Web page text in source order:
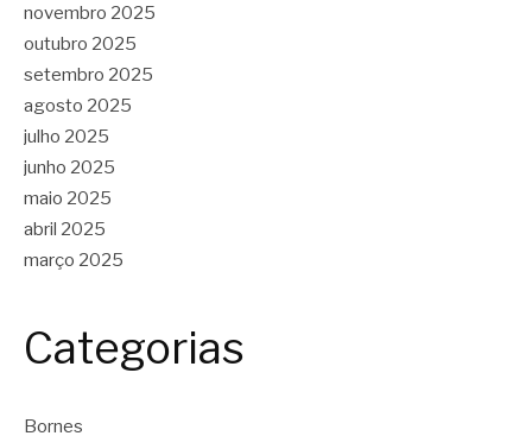
novembro 2025
outubro 2025
setembro 2025
agosto 2025
julho 2025
junho 2025
maio 2025
abril 2025
março 2025
Categorias
Bornes